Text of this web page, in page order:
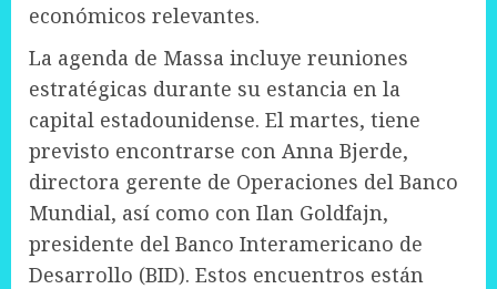
económicos relevantes.
La agenda de Massa incluye reuniones
estratégicas durante su estancia en la
capital estadounidense. El martes, tiene
previsto encontrarse con Anna Bjerde,
directora gerente de Operaciones del Banco
Mundial, así como con Ilan Goldfajn,
presidente del Banco Interamericano de
Desarrollo (BID). Estos encuentros están